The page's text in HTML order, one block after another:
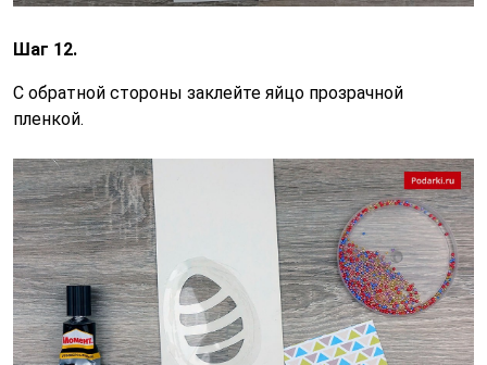
Шаг 12.
С обратной стороны заклейте яйцо прозрачной
пленкой.